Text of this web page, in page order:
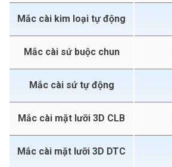
Mắc cài kim loại tự động
Mắc cài sứ buộc chun
Mắc cài sứ tự động
Mắc cài mặt lưỡi 3D CLB
Mắc cài mặt lưỡi 3D DTC